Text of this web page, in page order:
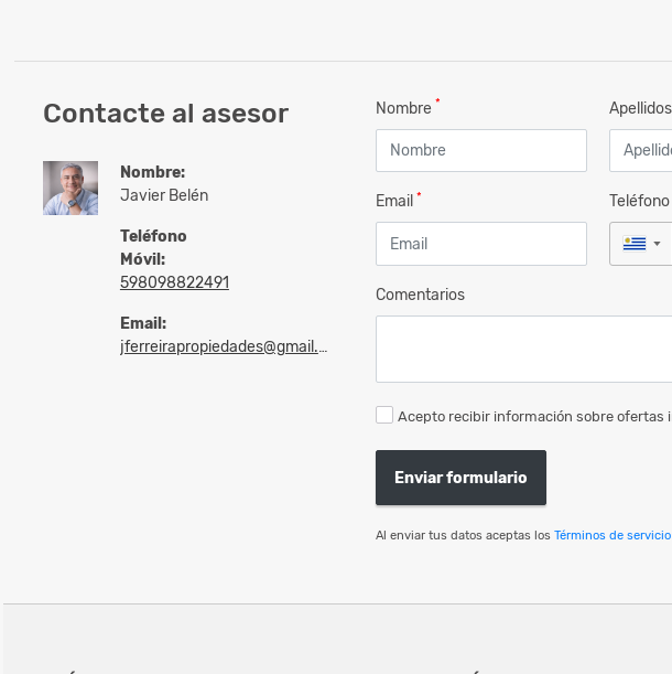
Contacte al asesor
Nombre:
Javier Belén
Teléfono
Móvil:
598098822491
Email:
jferreirapropiedades@gmail.com
Nombre * Apellidos
Email * Teléfono
▼
Comentarios
Acepto recibir información sobre ofertas
Enviar formulario
Al enviar tus datos aceptas los Términos de